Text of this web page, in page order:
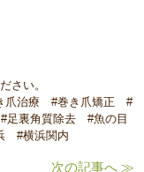
さい。
爪治療 #巻き爪矯正 #
裏角質除去 #魚の目
#横浜関内
次の記事へ ≫